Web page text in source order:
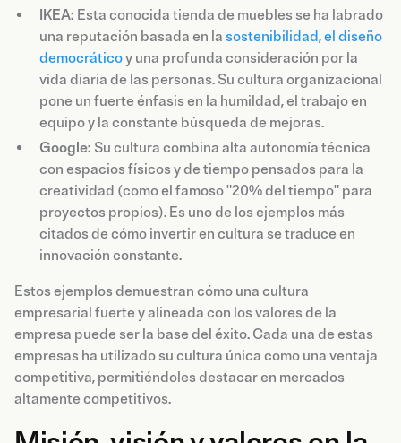
IKEA: Esta conocida tienda de muebles se ha labrado
una reputación basada en la sostenibilidad, el diseño
democráticoy una profunda consideración por la
vida diaria de las personas. Su cultura organizacional
pone un fuerte énfasis en la humildad, el trabajo en
equipo y la constante búsqueda de mejoras.
Google: Su cultura combina alta autonomía técnica
con espacios físicos y de tiempo pensados para la
creatividad (como el famoso "20% del tiempo" para
proyectos propios). Es uno de los ejemplos más
citados de cómo invertir en cultura se traduce en
innovación constante.
Estos ejemplos demuestran cómo una cultura
empresarial fuerte y alineada con los valores de la
empresa puede ser la base del éxito. Cada una de estas
empresas ha utilizado su cultura única como una ventaja
competitiva, permitiéndoles destacar en mercados
altamente competitivos.